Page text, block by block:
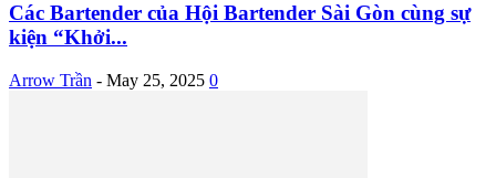
Các Bartender của Hội Bartender Sài Gòn cùng sự
kiện “Khởi...
Arrow Trần - May 25, 2025 0